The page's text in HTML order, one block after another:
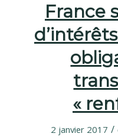
France
«
2 janvier 2017 /